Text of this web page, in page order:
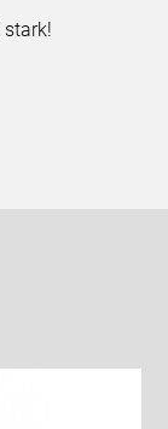
stark!